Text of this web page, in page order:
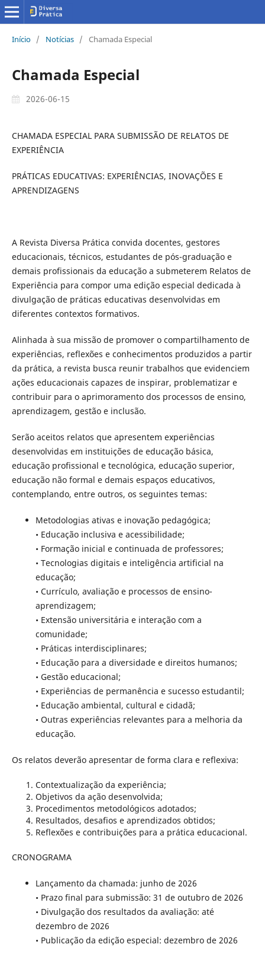
Início / Notícias / Chamada Especial
Chamada Especial
2026-06-15
CHAMADA ESPECIAL PARA SUBMISSÃO DE RELATOS DE
EXPERIÊNCIA
PRÁTICAS EDUCATIVAS: EXPERIÊNCIAS, INOVAÇÕES E
APRENDIZAGENS
A Revista Diversa Prática convida docentes, gestores
educacionais, técnicos, estudantes de pós-graduação e
demais profissionais da educação a submeterem Relatos de
Experiência para compor uma edição especial dedicada à
divulgação de práticas educativas desenvolvidas em
diferentes contextos formativos.
Alinhada à sua missão de promover o compartilhamento de
experiências, reflexões e conhecimentos produzidos a partir
da prática, a revista busca reunir trabalhos que evidenciem
ações educacionais capazes de inspirar, problematizar e
contribuir para o aprimoramento dos processos de ensino,
aprendizagem, gestão e inclusão.
Serão aceitos relatos que apresentem experiências
desenvolvidas em instituições de educação básica,
educação profissional e tecnológica, educação superior,
educação não formal e demais espaços educativos,
contemplando, entre outros, os seguintes temas:
Metodologias ativas e inovação pedagógica;
• Educação inclusiva e acessibilidade;
• Formação inicial e continuada de professores;
• Tecnologias digitais e inteligência artificial na
educação;
• Currículo, avaliação e processos de ensino-
aprendizagem;
• Extensão universitária e interação com a
comunidade;
• Práticas interdisciplinares;
• Educação para a diversidade e direitos humanos;
• Gestão educacional;
• Experiências de permanência e sucesso estudantil;
• Educação ambiental, cultural e cidadã;
• Outras experiências relevantes para a melhoria da
educação.
Os relatos deverão apresentar de forma clara e reflexiva:
Contextualização da experiência;
Objetivos da ação desenvolvida;
Procedimentos metodológicos adotados;
Resultados, desafios e aprendizados obtidos;
Reflexões e contribuições para a prática educacional.
CRONOGRAMA
Lançamento da chamada: junho de 2026
• Prazo final para submissão: 31 de outubro de 2026
• Divulgação dos resultados da avaliação: até
dezembro de 2026
• Publicação da edição especial: dezembro de 2026